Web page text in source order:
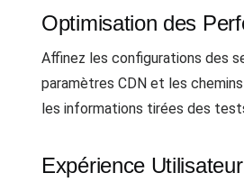
Optimisation des
Affinez les configurations des
paramètres CDN et les
les informations tirées des
Expérience